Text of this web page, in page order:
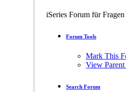
iSeries Forum für
Forum Tools
Mark This
View
Search Forum